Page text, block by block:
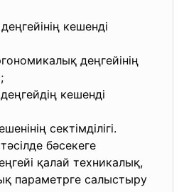
кешенді
деңгейінің
кешенді
сектімділігі.
бәсекеге
қалай техникалық,
параметрге салыстыру